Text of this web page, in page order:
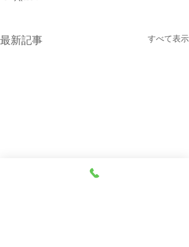
最新記事 すべて表示